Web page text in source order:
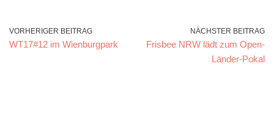
VORHERIGER BEITRAG
WT17#12 im Wienburgpark
NÄCHSTER BEITRAG
Frisbee NRW lädt zum Open-
Länder-Pokal